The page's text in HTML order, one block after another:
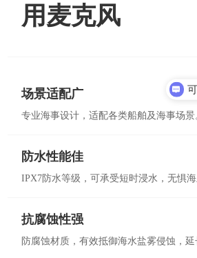
用麦克风
场景适配广
专业海事设计，适配各类船舶及海事场景
防水性能佳
IPX7防水等级，可承受短时浸水，无惧海
抗腐蚀性强
防腐蚀材质，有效抵御海水盐雾侵蚀，延